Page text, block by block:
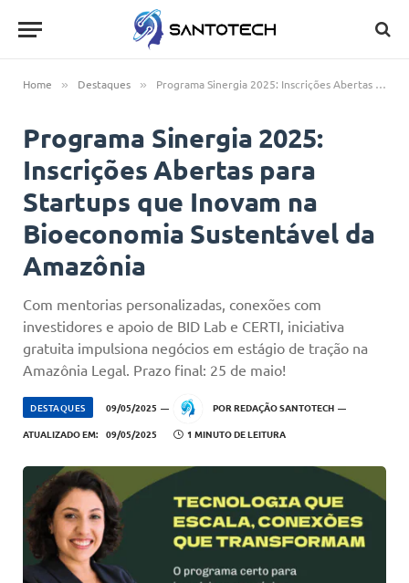
Home » Destaques » Programa Sinergia 2025: Inscrições Abertas para Startups que Inovam na Bioeconomia Sustentável da Amazônia
Programa Sinergia 2025:
Inscrições Abertas para
Startups que Inovam na
Bioeconomia Sustentável da
Amazônia
Com mentorias personalizadas, conexões com
investidores e apoio de BID Lab e CERTI, iniciativa
gratuita impulsiona negócios em estágio de tração na
Amazônia Legal. Prazo final: 25 de maio!
DESTAQUES 09/05/2025 POR REDAÇÃO SANTOTECH
ATUALIZADO EM: 09/05/2025 1 MINUTO DE LEITURA